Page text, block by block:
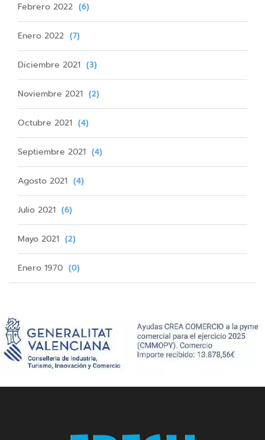
Febrero 2022 (6)
Enero 2022 (7)
Diciembre 2021 (3)
Noviembre 2021 (2)
Octubre 2021 (4)
Septiembre 2021 (4)
Agosto 2021 (4)
Julio 2021 (6)
Mayo 2021 (2)
Enero 1970 (0)